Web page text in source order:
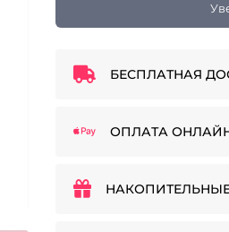
БЕСПЛАТНАЯ
ОПЛАТА